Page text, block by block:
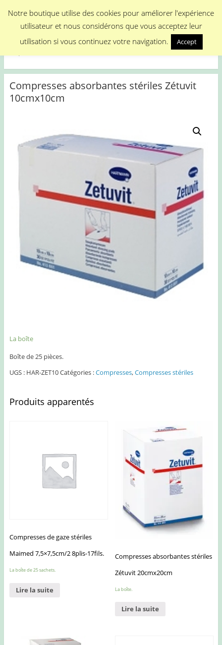
Menu
Medical Promotion
Compresses absorbantes stériles Zétuvit
10cmx10cm
La boîte
Boîte de 25 pièces.
UGS : HAR-ZET10Catégories :Compresses,Compresses stériles
Produits apparentés
Compresses de gaze stériles
Maimed 7,5×7,5cm/2 8plis-17fils.
La boîte de 25 sachets.
Lire la suite
Compresses absorbantes stériles
Zétuvit 20cmx20cm
La boîte.
Lire la suite
Notre boutique utilise des cookies pour améliorer l'expérience
utilisateur et nous considérons que vous acceptez leur
utilisation si vous continuez votre navigation.
Accept